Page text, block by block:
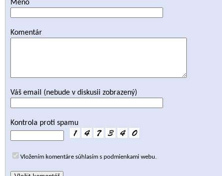
Meno
Komentár
Váš email (nebude v diskusii zobrazený)
Kontrola proti spamu
Vložením komentáre súhlasím s podmienkami webu.